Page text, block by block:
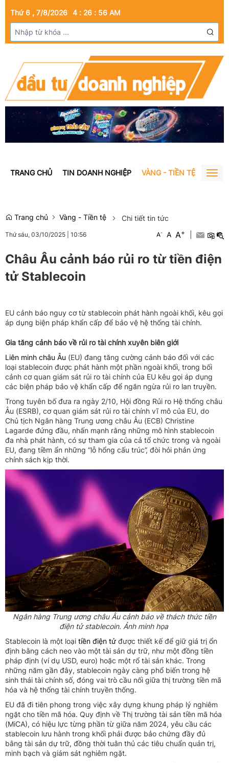
Thứ 6 , 7/8/2026 4 : 26 : 56 AM
TRANG CHỦ TIN DOANH NGHIỆP VÀNG - TIỀN TỆ BẤT
Trang chủ Vàng - Tiền tệ Chi tiết tin tức
Thứ sáu, 03/10/2025 10:56 A- A A+
Châu Âu cảnh báo rủi ro từ tiền điện
tử Stablecoin
EU cảnh báo nguy cơ từ stablecoin phát hành ngoài khối, kêu gọi
áp dụng biện pháp khẩn cấp để bảo vệ hệ thống tài chính.
Gia tăng cảnh báo về rủi ro tài chính xuyên biên giới
Liên minh châu Âu (EU) đang tăng cường cảnh báo đối với các
loại stablecoin được phát hành một phần ngoài khối, trong bối
cảnh cơ quan giám sát rủi ro tài chính của EU kêu gọi áp dụng
các biện pháp bảo vệ khẩn cấp để ngăn ngừa rủi ro lan truyền.
Trong tuyên bố đưa ra ngày 2/10, Hội đồng Rủi ro Hệ thống châu
Âu (ESRB), cơ quan giám sát rủi ro tài chính vĩ mô của EU, do
Chủ tịch Ngân hàng Trung ương châu Âu (ECB) Christine
Lagarde đứng đầu, nhấn mạnh rằng những mô hình stablecoin
đa nhà phát hành, có sự tham gia của cả tổ chức trong và ngoài
EU, đang tiềm ẩn những “lỗ hổng cấu trúc”, đòi hỏi phản ứng
chính sách kịp thời.
Ngân hàng Trung ương châu Âu cảnh báo về thách thức tiền
điện tử stablecoin. Ảnh minh họa
Stablecoin là một loại tiền điện tử được thiết kế để giữ giá trị ổn
định bằng cách neo vào một tài sản dự trữ, như một đồng tiền
pháp định (ví dụ USD, euro) hoặc một rổ tài sản khác. Trong
những năm gần đây, stablecoin ngày càng phổ biến trong hệ
sinh thái tài chính số, đóng vai trò cầu nối giữa thị trường tiền mã
hóa và hệ thống tài chính truyền thống.
EU đã đi tiên phong trong việc xây dựng khung pháp lý nghiêm
ngặt cho tiền mã hóa. Quy định về Thị trường tài sản tiền mã hóa
(MiCA), có hiệu lực từng phần từ giữa năm 2024, yêu cầu các
stablecoin lưu hành trong khối phải được bảo chứng đầy đủ
bằng tài sản dự trữ, đồng thời tuân thủ các tiêu chuẩn quản trị,
minh bạch và giám sát nghiêm ngặt.